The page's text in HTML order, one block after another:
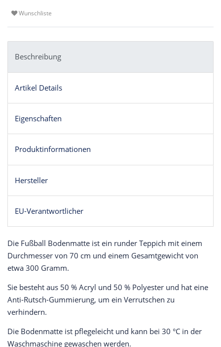
Wunschliste
Beschreibung
Artikel Details
Eigenschaften
Produktinformationen
Hersteller
EU-Verantwortlicher
Die Fußball Bodenmatte ist ein runder Teppich mit einem
Durchmesser von 70 cm und einem Gesamtgewicht von
etwa 300 Gramm.
Sie besteht aus 50 % Acryl und 50 % Polyester und hat eine
Anti-Rutsch-Gummierung, um ein Verrutschen zu
verhindern.
Die Bodenmatte ist pflegeleicht und kann bei 30 °C in der
Waschmaschine gewaschen werden.